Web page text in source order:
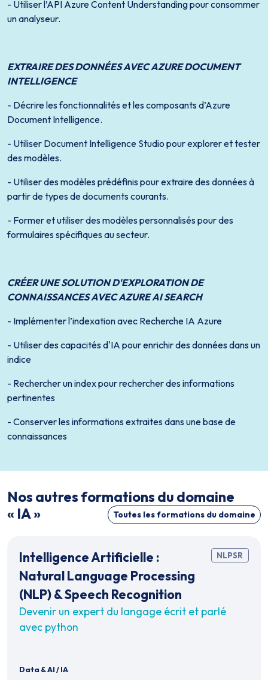
- Utiliser l’API Azure Content Understanding pour consommer
un analyseur.
EXTRAIRE DES DONNÉES AVEC AZURE DOCUMENT
INTELLIGENCE
- Décrire les fonctionnalités et les composants d’Azure
Document Intelligence.
- Utiliser Document Intelligence Studio pour explorer et tester
des modèles.
- Utiliser des modèles prédéfinis pour extraire des données à
partir de types de documents courants.
- Former et utiliser des modèles personnalisés pour des
formulaires spécifiques au secteur.
CRÉER UNE SOLUTION D'EXPLORATION DE
CONNAISSANCES AVEC AZURE AI SEARCH
- Implémenter l’indexation avec Recherche IA Azure
- Utiliser des capacités d'IA pour enrichir des données dans un
indice
- Rechercher un index pour rechercher des informations
pertinentes
- Conserver les informations extraites dans une base de
connaissances
Nos autres formations du domaine
« IA »
Toutes les formations du domaine
NLPSR
Intelligence Artificielle :
Natural Language Processing
(NLP) & Speech Recognition
Devenir un expert du langage écrit et parlé
avec python
Data & AI/IA